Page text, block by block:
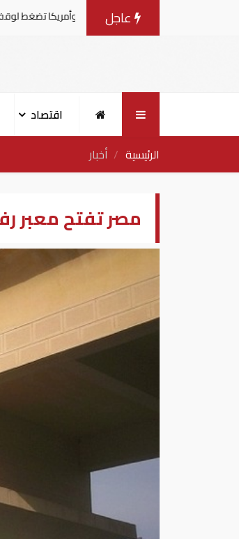
عاجل
مع إسرائيل.. وأمريكا تضغط لوقف النار في غزة
اقتصاد
الرئيسية
أخبار
مصر تفتح معبر رفح